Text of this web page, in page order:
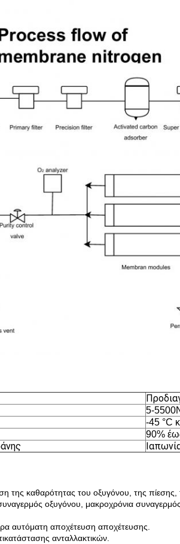
5-
-45 °C
90%
της καθαρότητας του οξυγόνου, της
οξυγόνου, μακροχρόνια
αυτόματη αποχέτευση αποχέτευσης.
ανταλλακτικών.